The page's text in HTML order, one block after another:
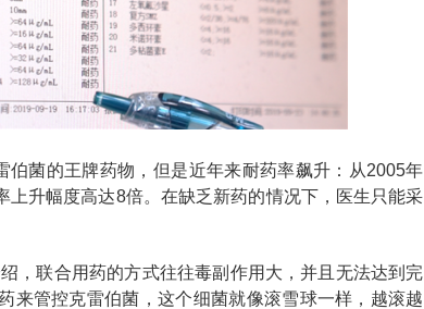
菌的王牌药物，但是近年来耐药率飙升：从2005年
上升幅度高达8倍。在缺乏新药的情况下，医生只能采
，联合用药的方式往往毒副作用大，并且无法达到完
来管控克雷伯菌，这个细菌就像滚雪球一样，越滚越